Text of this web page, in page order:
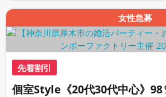
女性急募
先着割引
個室Style《20代30代中心》98